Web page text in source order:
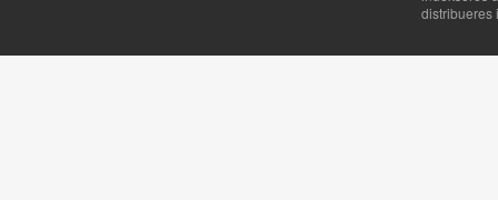
distribueres